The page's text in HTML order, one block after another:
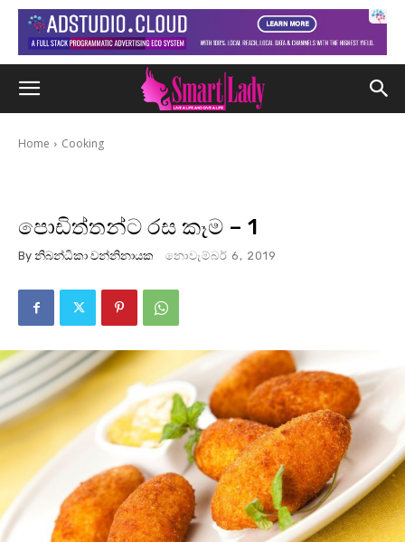
Home Cooking
පොඩිත්තන්ට රස කෑම – 1
By නිබන්ධිකා වන්නිනායක නොවැම්බර් 6, 2019